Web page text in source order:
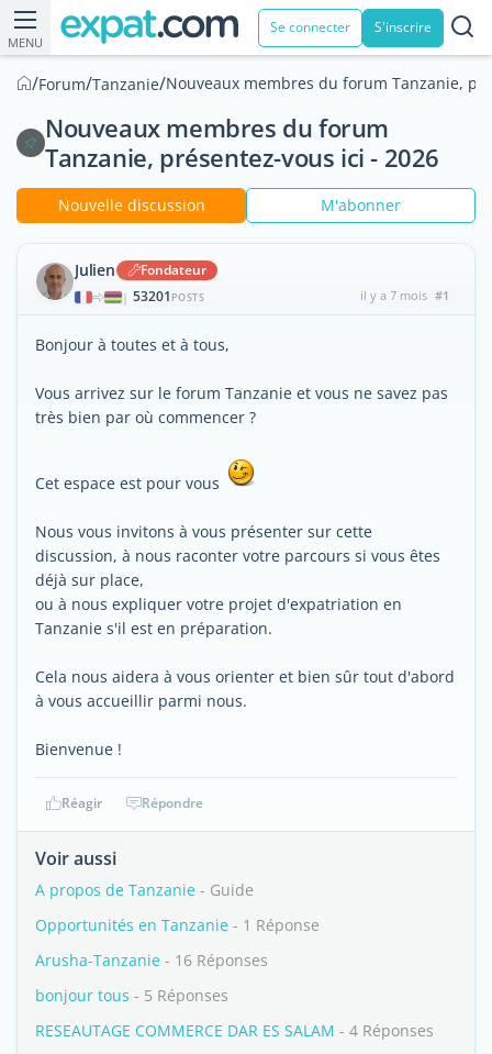
MENU
Se connecter S'inscrire
/Forum/Tanzanie/Nouveaux membres du forum Tanzanie,
Nouveaux membres du forum
Tanzanie, présentez-vous ici - 2026
Nouvelle discussion M'abonner
Julien Fondateur
| 53201 POSTS il y a 7 mois #1
Bonjour à toutes et à tous,
Vous arrivez sur le forum Tanzanie et vous ne savez pas
très bien par où commencer ?
Cet espace est pour vous
Nous vous invitons à vous présenter sur cette
discussion, à nous raconter votre parcours si vous êtes
déjà sur place,
ou à nous expliquer votre projet d'expatriation en
Tanzanie s'il est en préparation.
Cela nous aidera à vous orienter et bien sûr tout d'abord
à vous accueillir parmi nous.
Bienvenue !
Réagir Répondre
Voir aussi
A propos de Tanzanie - Guide
Opportunités en Tanzanie - 1 Réponse
Arusha-Tanzanie - 16 Réponses
bonjour tous - 5 Réponses
RESEAUTAGE COMMERCE DAR ES SALAM - 4 Réponses